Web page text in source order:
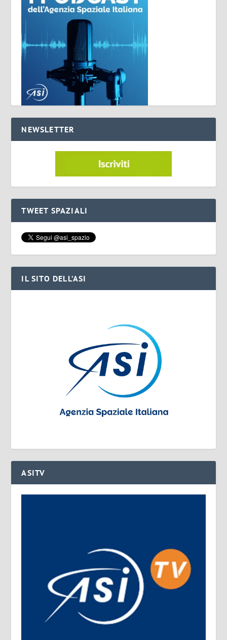
NEWSLETTER
TWEET SPAZIALI
IL SITO DELL’ASI
ASITV